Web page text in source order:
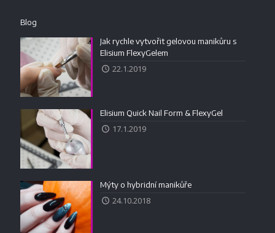
Blog
Jak rychle vytvořit gelovou manikůru s
Elisium FlexyGelem
22.1.2019
Elisium Quick Nail Form & FlexyGel
17.1.2019
Mýty o hybridní manikůře
24.10.2018